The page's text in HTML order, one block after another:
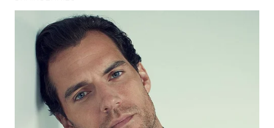
WN
TANGERANG
BINJAI
WN
CIREBON